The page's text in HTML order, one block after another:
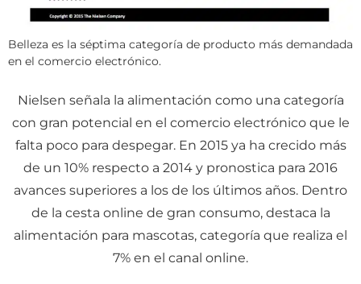
Belleza es la séptima categoría de producto más demandada
en el comercio electrónico.
Nielsen señala la alimentación como una categoría
con gran potencial en el comercio electrónico que le
falta poco para despegar. En 2015 ya ha crecido más
de un 10% respecto a 2014 y pronostica para 2016
avances superiores a los de los últimos años. Dentro
de la cesta online de gran consumo, destaca la
alimentación para mascotas, categoría que realiza el
7% en el canal online.